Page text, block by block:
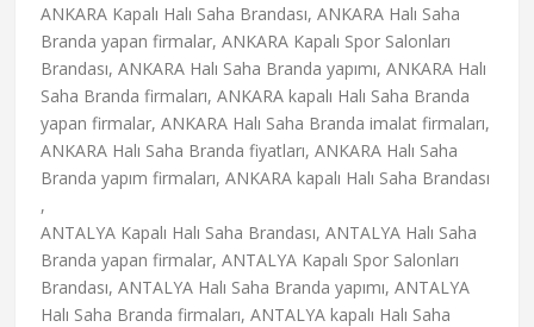
ANKARA Kapalı Halı Saha Brandası, ANKARA Halı Saha
Branda yapan firmalar, ANKARA Kapalı Spor Salonları
Brandası, ANKARA Halı Saha Branda yapımı, ANKARA Halı
Saha Branda firmaları, ANKARA kapalı Halı Saha Branda
yapan firmalar, ANKARA Halı Saha Branda imalat firmaları,
ANKARA Halı Saha Branda fiyatları, ANKARA Halı Saha
Branda yapım firmaları, ANKARA kapalı Halı Saha Brandası
,
ANTALYA Kapalı Halı Saha Brandası, ANTALYA Halı Saha
Branda yapan firmalar, ANTALYA Kapalı Spor Salonları
Brandası, ANTALYA Halı Saha Branda yapımı, ANTALYA
Halı Saha Branda firmaları, ANTALYA kapalı Halı Saha